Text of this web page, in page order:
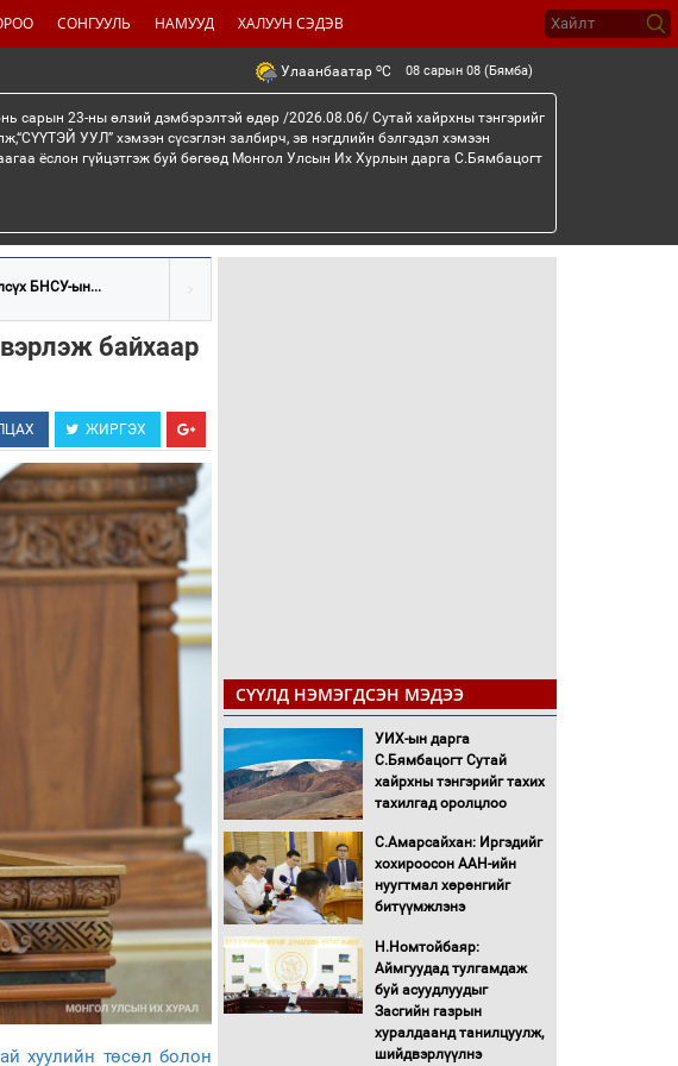
СОНГУУЛЬ НАМУУД ХАЛУУН СЭДЭВ
Улаанбаатар oC 08 сарын 08 (Бямба)
сарын 23-ны өлзий дэмбэрэлтэй өдөр /2026.08.06/ Сутай хайрхны тэнгэрийг
УУЛ” хэмээн сүсэглэн залбирч, эв нэгдлийн бэлгэдэл хэмээн
ёслон гүйцэтгэж буй бөгөөд Монгол Улсын Их Хурлын дарга С.Бямбацогт
БНСУ-ын...
байхаар
ЖИРГЭХ
хуулийн төсөл болон
СҮҮЛД НЭМЭГДСЭН МЭДЭЭ
УИХ-ын дарга
С.Бямбацогт Сутай
хайрхны тэнгэрийг тахих
тахилгад оролцлоо
С.Амарсайхан: Иргэдийг
хохироосон ААН-ийн
нуугтмал хөрөнгийг
битүүмжлэнэ
Н.Номтойбаяр:
Аймгуудад тулгамдаж
буй асуудлуудыг
Засгийн газрын
хуралдаанд танилцуулж,
шийдвэрлүүлнэ